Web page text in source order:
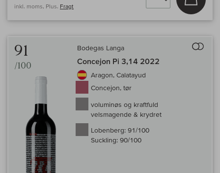
inkl. moms, Plus. Fragt
91
/100
Bodegas Langa
Concejon Pi 3,14 2022
Aragon, Calatayud
Concejon, tør
voluminøs og kraftfuld
velsmagende & krydret
Lobenberg: 91/100
Suckling: 90/100